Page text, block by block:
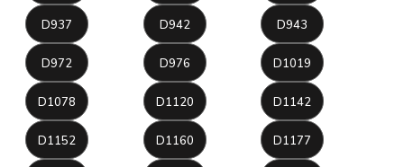
D937 D942 D943
D972 D976 D1019
D1078 D1120 D1142
D1152 D1160 D1177